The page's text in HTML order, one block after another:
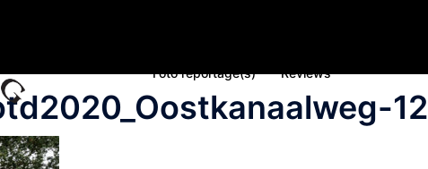
Foto reportage(s)
Reviews
12